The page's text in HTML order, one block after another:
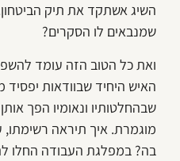
השיג אשתקד את תיק
שמנבאים לו הסקרים?
ואת כל הטוב הזה עומד
האיש היחיד שבוודאות
שבהחלטותיו ונאומיו הפך
מוגמרת. איך תיראה
בה? במפלגת העבודה החלו